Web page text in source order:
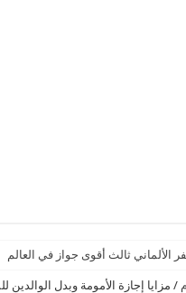
الألماني ثالث أقوى جواز في العالم
/ مزايا إجازة الأمومة وبدل الوالدين